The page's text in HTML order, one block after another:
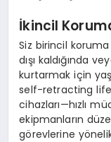
İkincil
Siz birincil
dışı kaldığında
kurtarmak için
self-retracting
cihazları—hızlı
ekipmanların
görevlerine